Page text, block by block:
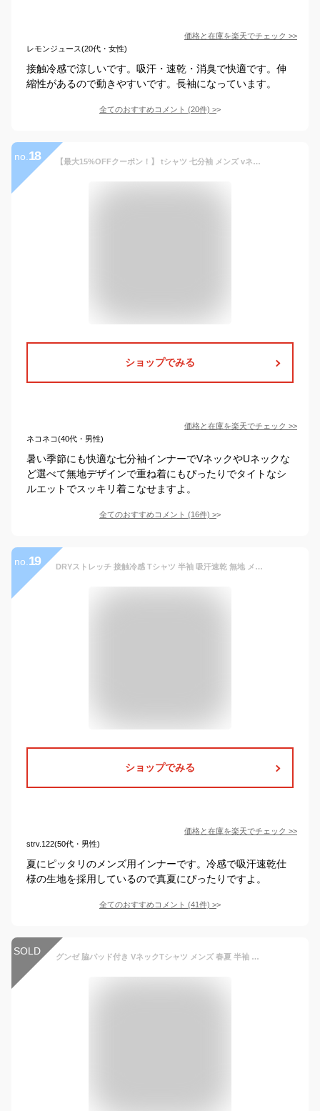
価格と在庫を楽天でチェック >>
レモンジュース(20代・女性)
接触冷感で涼しいです。吸汗・速乾・消臭で快適です。伸
縮性があるので動きやすいです。長袖になっています。
全てのおすすめコメント (20件) >
no. 18 【最大15%OFFクーポン！】 tシャツ 七分袖 メンズ vネック uネック 深vネック 無地 カットソー インナー 黒 ブラック ネイビー タイト トップス 7分袖 s m l xl 3l 大きいサイズ 大きいサイズ コットン 綿 ポリエステル アクセONE 新作 服 春 春物 春服 夏
ショップでみる
価格と在庫を楽天でチェック >>
ネコネコ(40代・男性)
暑い季節にも快適な七分袖インナーでVネックやUネックな
ど選べて無地デザインで重ね着にもぴったりでタイトなシ
ルエットでスッキリ着こなせますよ。
全てのおすすめコメント (16件) >
no. 19 DRYストレッチ 接触冷感 Tシャツ 半袖 吸汗速乾 無地 メンズ ファッション トップス 春 夏 秋 春服 夏服 秋服【メール便送料無料《M1》】【1-LH1O】
ショップでみる
価格と在庫を楽天でチェック >>
strv.122(50代・男性)
夏にピッタリのメンズ用インナーです。冷感で吸汗速乾仕
様の生地を採用しているので真夏にぴったりですよ。
全てのおすすめコメント (41件) >
SOLD グンゼ 脇パッド付き VネックTシャツ メンズ 春夏 半袖 透けにくいYG ワイジー 紳士 肌着 深い V首 抗菌 防臭 きりっぱなし カットオフ シンプル 脇汗 汗取りインナーシャツ YV1912 M-LL